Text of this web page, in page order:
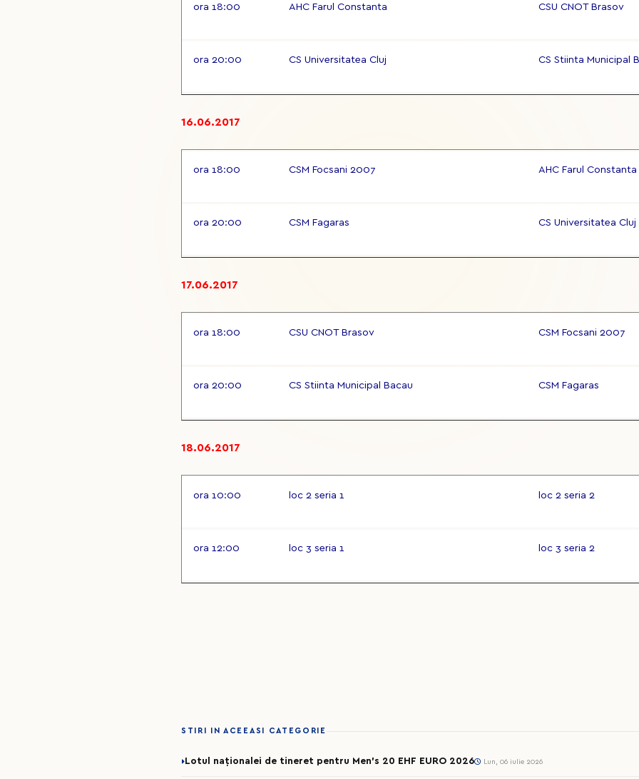
ora 18:00 AHC Farul Constanta CSU CNOT Brasov
ora 20:00 CS Universitatea Cluj CS Stiinta Municipal
16.06.2017
ora 18:00 CSM Focsani 2007 AHC Farul Constanta
ora 20:00 CSM Fagaras CS Universitatea Cluj
17.06.2017
ora 18:00 CSU CNOT Brasov CSM Focsani 2007
ora 20:00 CS Stiinta Municipal Bacau CSM Fagaras
18.06.2017
ora 10:00 loc 2 seria 1 loc 2 seria 2
ora 12:00 loc 3 seria 1 loc 3 seria 2
STIRI IN ACEEASI CATEGORIE
Lotul naționalei de tineret pentru Men’s 20 EHF EURO 2026 Lun, 06 iulie 2026